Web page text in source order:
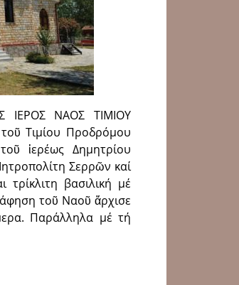
ΙΕΡΟΣ ΝΑΟΣ ΤΙΜΙΟΥ
Τιμίου Προδρόμου
ἱερέως Δημητρίου
Σερρῶν καί
τρίκλιτη βασιλική μέ
τοῦ Ναοῦ ἄρχισε
Παράλληλα μέ τή